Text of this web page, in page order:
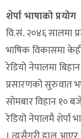
शेर्पा भाषाको प्रयोग
वि.सं. २०४६ सालमा
भाषिक विकासमा
रेडियो नेपालमा
प्रसारणको सुरुवात
सोमबार विहान १०
रेडियो नेपालमै शेर्पा